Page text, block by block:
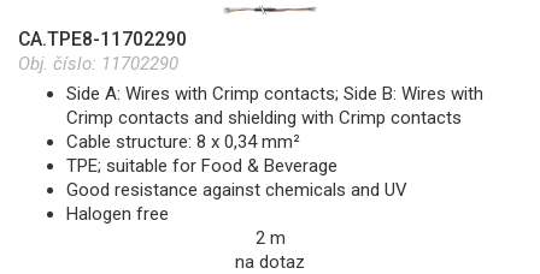
CA.TPE8-11702290
Obj. číslo: 11702290
Side A: Wires with Crimp contacts; Side B: Wires with
Crimp contacts and shielding with Crimp contacts
Cable structure: 8 x 0,34 mm²
TPE; suitable for Food & Beverage
Good resistance against chemicals and UV
Halogen free
2 m
na dotaz